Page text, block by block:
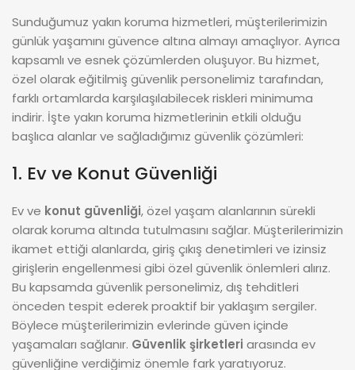
Sunduğumuz yakın koruma hizmetleri, müşterilerimizin
günlük yaşamını güvence altına almayı amaçlıyor. Ayrıca
kapsamlı ve esnek çözümlerden oluşuyor. Bu hizmet,
özel olarak eğitilmiş güvenlik personelimiz tarafından,
farklı ortamlarda karşılaşılabilecek riskleri minimuma
indirir. İşte yakın koruma hizmetlerinin etkili olduğu
başlıca alanlar ve sağladığımız güvenlik çözümleri:
1. Ev ve Konut Güvenliği
Ev ve konut güvenliği, özel yaşam alanlarının sürekli
olarak koruma altında tutulmasını sağlar. Müşterilerimizin
ikamet ettiği alanlarda, giriş çıkış denetimleri ve izinsiz
girişlerin engellenmesi gibi özel güvenlik önlemleri alırız.
Bu kapsamda güvenlik personelimiz, dış tehditleri
önceden tespit ederek proaktif bir yaklaşım sergiler.
Böylece müşterilerimizin evlerinde güven içinde
yaşamaları sağlanır. Güvenlik şirketleri arasında ev
güvenliğine verdiğimiz önemle fark yaratıyoruz.